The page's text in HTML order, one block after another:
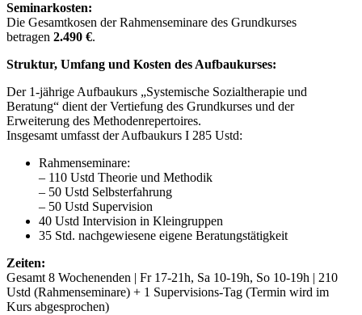
Seminarkosten:
Die Gesamtkosen der Rahmenseminare des Grundkurses
betragen 2.490 €.
Struktur, Umfang und Kosten des Aufbaukurses:
Der 1-jährige Aufbaukurs „Systemische Sozialtherapie und
Beratung“ dient der Vertiefung des Grundkurses und der
Erweiterung des Methodenrepertoires.
Insgesamt umfasst der Aufbaukurs I 285 Ustd:
Rahmenseminare:
– 110 Ustd Theorie und Methodik
– 50 Ustd Selbsterfahrung
– 50 Ustd Supervision
40 Ustd Intervision in Kleingruppen
35 Std. nachgewiesene eigene Beratungstätigkeit
Zeiten:
Gesamt 8 Wochenenden | Fr 17-21h, Sa 10-19h, So 10-19h | 210
Ustd (Rahmenseminare) + 1 Supervisions-Tag (Termin wird im
Kurs abgesprochen)